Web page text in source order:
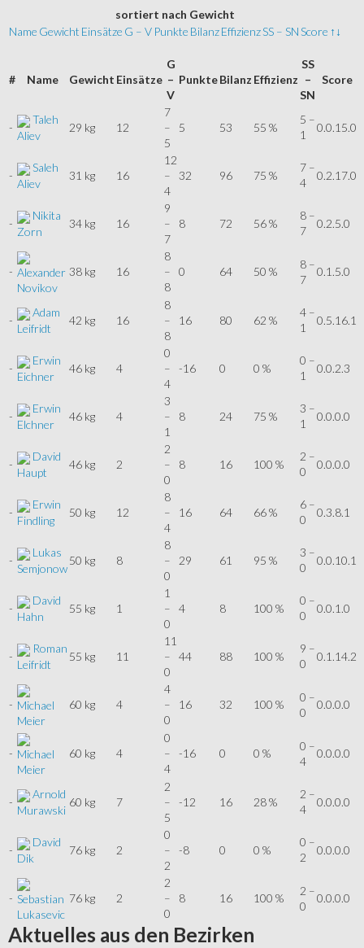
sortiert nach Gewicht
Name Gewicht Einsätze G – V Punkte BilanzEffizienzSS – SNScore ↑↓
# Name Gewicht Einsätze
G
–
V
PunkteBilanz Effizienz
SS
–
SN
Score
-
Taleh
Aliev
29 kg 12
7
–
5
5 53 55 %
5 –
1
0.0.15.0
-
Saleh
Aliev
31 kg 16
12
–
4
32 96 75 %
7 –
4
0.2.17.0
-
Nikita
Zorn
34 kg 16
9
–
7
8 72 56 %
8 –
7
0.2.5.0
- Alexander
Novikov
38 kg 16
8
–
8
0 64 50 %
8 –
7
0.1.5.0
-
Adam
Leifridt
42 kg 16
8
–
8
16 80 62 %
4 –
1
0.5.16.1
-
Erwin
Eichner
46 kg 4
0
–
4
-16 0 0 %
0 –
1
0.0.2.3
-
Erwin
Elchner
46 kg 4
3
–
1
8 24 75 %
3 –
1
0.0.0.0
-
David
Haupt
46 kg 2
2
–
0
8 16 100 %
2 –
0
0.0.0.0
-
Erwin
Findling
50 kg 12
8
–
4
16 64 66 %
6 –
0
0.3.8.1
-
Lukas
Semjonow
50 kg 8
8
–
0
29 61 95 %
3 –
0
0.0.10.1
-
David
Hahn
55 kg 1
1
–
0
4 8 100 %
0 –
0
0.0.1.0
-
Roman
Leifridt
55 kg 11
11
–
0
44 88 100 %
9 –
0
0.1.14.2
- Michael
Meier
60 kg 4
4
–
0
16 32 100 %
0 –
0
0.0.0.0
- Michael
Meier
60 kg 4
0
–
4
-16 0 0 %
0 –
4
0.0.0.0
-
Arnold
Murawski
60 kg 7
2
–
5
-12 16 28 %
2 –
4
0.0.0.0
-
David
Dik
76 kg 2
0
–
2
-8 0 0 %
0 –
2
0.0.0.0
- Sebastian
Lukasevic
76 kg 2
2
–
0
8 16 100 %
2 –
0
0.0.0.0
Aktuelles aus den Bezirken